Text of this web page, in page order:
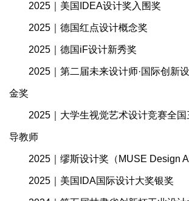
2025｜美国IDEA设计奖入围奖
2025｜德国红点设计概念奖
2025｜德国iF设计新秀奖
2025｜第二届未来设计师·国际创新设
金奖
2025｜大学生视觉艺术设计竞赛全国
导教师
2025｜缪斯设计奖（MUSE Design
2025｜美国IDA国际设计大奖银奖